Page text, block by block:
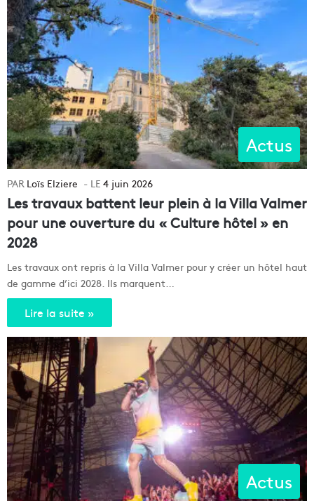
Actus
Loïs Elziere 4 juin 2026
Les travaux battent leur plein à la Villa Valmer
pour une ouverture du « Culture hôtel » en
2028
Les travaux ont repris à la Villa Valmer pour y créer un hôtel haut
de gamme d’ici 2028. Ils marquent…
Lire la suite »
Actus